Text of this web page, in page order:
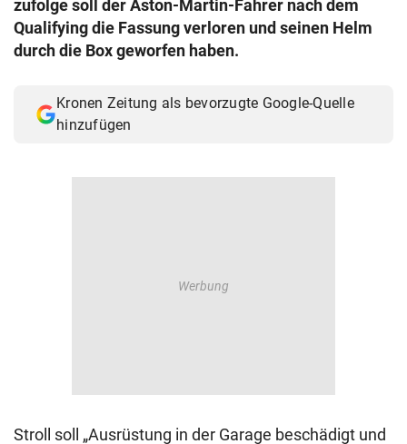
zufolge soll der Aston-Martin-Fahrer nach dem
Qualifying die Fassung verloren und seinen Helm
durch die Box geworfen haben.
Kronen Zeitung als bevorzugte Google-Quelle
hinzufügen
Stroll soll „Ausrüstung in der Garage beschädigt und